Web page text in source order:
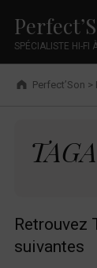
TAGA -
SPÉCIALISTE HI-FI
Breadcrumbs navigation
Perfect’Son >
TAGA
Retrouvez
suivantes